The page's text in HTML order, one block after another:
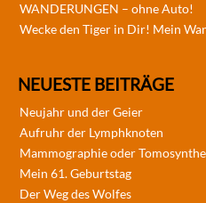
WANDERUNGEN – ohne Auto!
Wecke den Tiger in Dir! Mein
NEUESTE BEITRÄGE
Neujahr und der Geier
Aufruhr der Lymphknoten
Mammographie oder
Mein 61. Geburtstag
Der Weg des Wolfes